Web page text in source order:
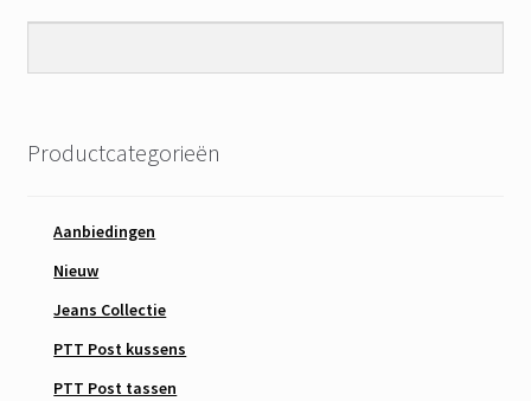
Productcategorieën
Aanbiedingen
Nieuw
Jeans Collectie
PTT Post kussens
PTT Post tassen